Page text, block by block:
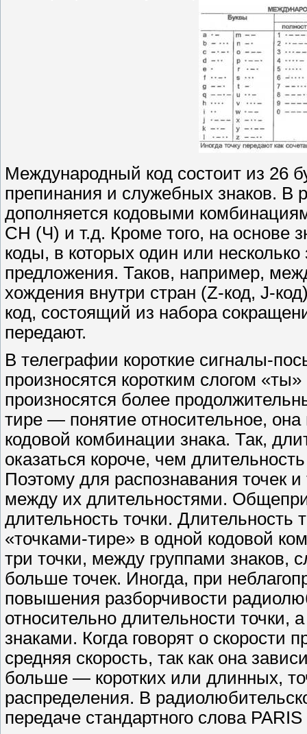
Международный код состоит из 26
препинания и служебных знаков. В
дополняется кодовыми
СН (Ч) и т.д. Кроме того, на основе
коды, в которых один или
предложения. Таков, например,
хождения внутри стран (Z-код, J-
код, состоящий из набора
передают.
В телеграфии короткие сигналы-
произносятся коротким слогом
произносятся более
тире — понятие относительное,
кодовой комбинации знака. Так,
оказаться короче, чем
Поэтому для распознавания точек
между их длительностями.
длительность точки.
«точками-тире» в одной кодовой
три точки, между группами
больше точек. Иногда, при
повышения разборчивости
относительно длительности
знаками. Когда говорят о скорости
средняя скорость, так как она
больше — коротких или длинных,
распределения. В
передаче стандартного слова